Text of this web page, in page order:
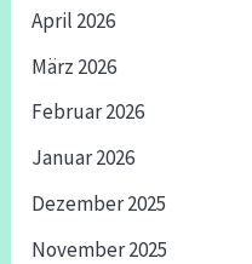
April 2026
März 2026
Februar 2026
Januar 2026
Dezember 2025
November 2025